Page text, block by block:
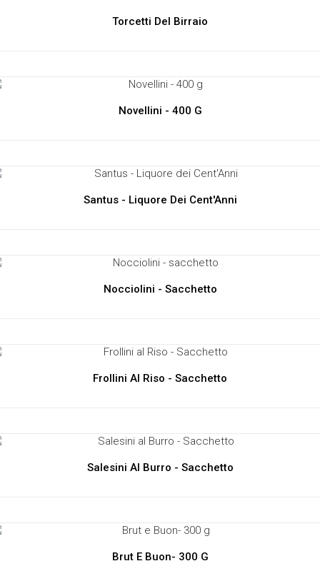
Torcetti Del Birraio
Novellini - 400 G
Santus - Liquore Dei Cent'Anni
Nocciolini - Sacchetto
Frollini Al Riso - Sacchetto
Salesini Al Burro - Sacchetto
Brut E Buon- 300 G